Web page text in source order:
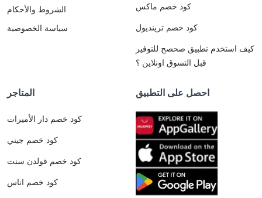
الشروط والأحكام
سياسة الخصوصية
كود خصم ماكس
كود خصم ترينديول
كيف استخدم تطبيق صحصح للتوفير
قبل التسوق اونلاين ؟
المتاجر
كود خصم دار الأميرات
كود خصم جيني
كود خصم قولدن سنت
كود خصم اناس
احصل على التطبيق